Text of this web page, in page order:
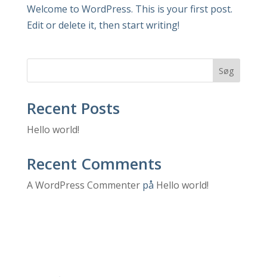
Welcome to WordPress. This is your first post.
Edit or delete it, then start writing!
Søg
Recent Posts
Hello world!
Recent Comments
A WordPress Commenterpå Hello world!